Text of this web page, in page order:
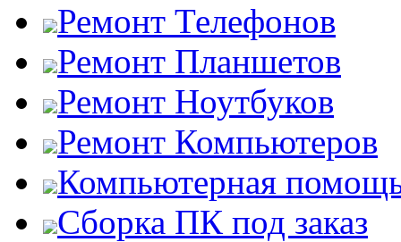
Ремонт Телефонов
Ремонт Планшетов
Ремонт Ноутбуков
Ремонт Компьютеров
Компьютерная
Сборка ПК под заказ